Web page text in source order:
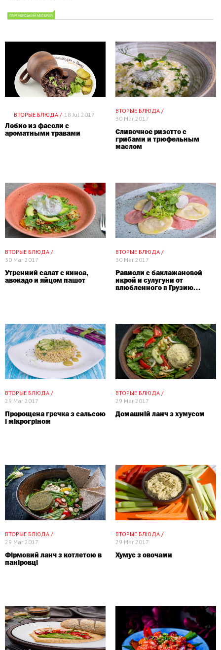
ПАРТНЕРСЬКИЙ МАТЕРІАЛ
ВТОРЫЕ БЛЮДА / 18 Jul 2017
Лобио из фасоли с
ароматными травами
ВТОРЫЕ БЛЮДА /
30 Mar 2017
Сливочное ризотто с
грибами и трюфельным
маслом
ВТОРЫЕ БЛЮДА /
30 Mar 2017
Утренний салат с киноа,
авокадо и яйцом пашот
ВТОРЫЕ БЛЮДА /
30 Mar 2017
Равиоли с баклажановой
икрой и сулугуни от
влюбленного в Грузию...
ВТОРЫЕ БЛЮДА /
29 Mar 2017
Пророщена гречка з сальсою
і мікрогріном
ВТОРЫЕ БЛЮДА /
29 Mar 2017
Домашній ланч з хумусом
ВТОРЫЕ БЛЮДА /
29 Mar 2017
Фірмовий ланч з котлетою в
паніровці
ВТОРЫЕ БЛЮДА /
29 Mar 2017
Хумус з овочами